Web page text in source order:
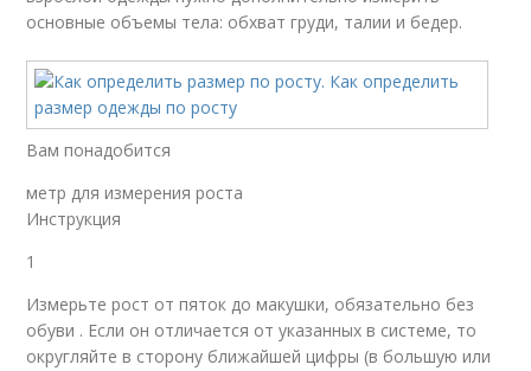
основные объемы тела: обхват груди, талии и бедер.
Вам понадобится
метр для измерения роста
Инструкция
1
Измерьте рост от пяток до макушки, обязательно без
обуви . Если он отличается от указанных в системе, то
округляйте в сторону ближайшей цифры (в большую или